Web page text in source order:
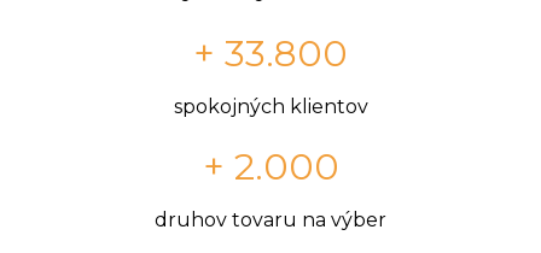
+ 33.800
spokojných klientov
+ 2.000
druhov tovaru na výber